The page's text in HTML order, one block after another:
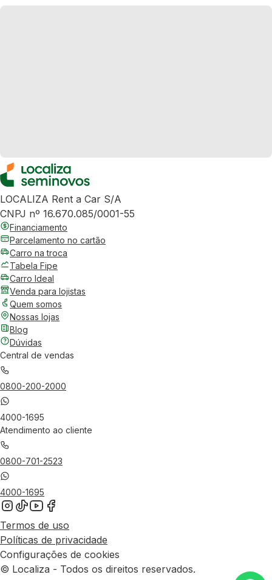
LOCALIZA Rent a Car S/A
CNPJ nº 16.670.085/0001-55
Financiamento
Parcelamento no cartão
Carro na troca
Tabela Fipe
Carro Ideal
Venda para lojistas
Quem somos
Nossas lojas
Blog
Dúvidas
Central de vendas
0800-200-2000
4000-1695
Atendimento ao cliente
0800-701-2523
4000-1695
Termos de uso
Políticas de privacidade
Configurações de cookies
© Localiza - Todos os direitos reservados.